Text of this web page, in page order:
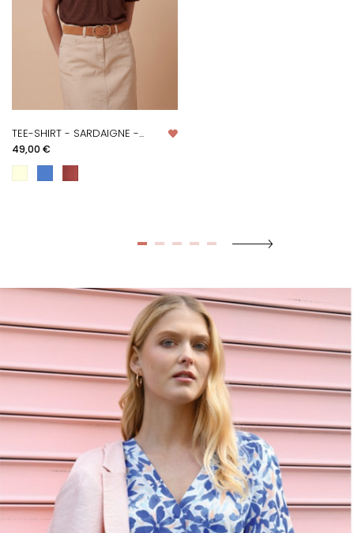
TEE-SHIRT - SARDAIGNE -...
Prix
49,00 €